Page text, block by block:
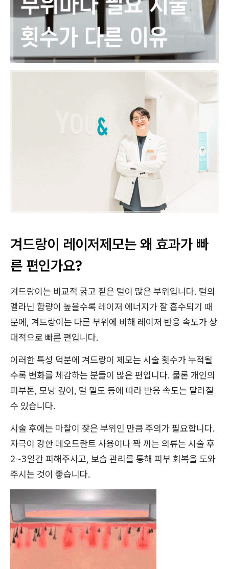
겨드랑이 레이저제모는 왜 효과가 빠
른 편인가요?
겨드랑이는 비교적 굵고 짙은 털이 많은 부위입니다. 털의
멜라닌 함량이 높을수록 레이저 에너지가 잘 흡수되기 때
문에, 겨드랑이는 다른 부위에 비해 레이저 반응 속도가 상
대적으로 빠른 편입니다.
이러한 특성 덕분에 겨드랑이 제모는 시술 횟수가 누적될
수록 변화를 체감하는 분들이 많은 편입니다. 물론 개인의
피부톤, 모낭 깊이, 털 밀도 등에 따라 반응 속도는 달라질
수 있습니다.
시술 후에는 마찰이 잦은 부위인 만큼 주의가 필요합니다.
자극이 강한 데오드란트 사용이나 꽉 끼는 의류는 시술 후
2~3일간 피해주시고, 보습 관리를 통해 피부 회복을 도와
주시는 것이 좋습니다.